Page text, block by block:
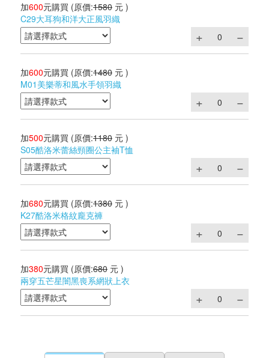
加600元購買 (原價:1580 元 )
C29大耳狗和洋大正風羽織
加600元購買 (原價:1480 元 )
M01美樂蒂和風水手領羽織
加500元購買 (原價:1180 元 )
S05酷洛米蕾絲頸圈公主袖T恤
加680元購買 (原價:1380 元 )
K27酷洛米格紋龐克褲
加380元購買 (原價:680 元 )
兩穿五芒星闇黑喪系網狀上衣